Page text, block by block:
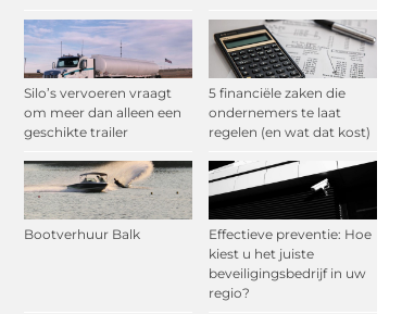
Silo’s vervoeren vraagt
om meer dan alleen een
geschikte trailer
5 financiële zaken die
ondernemers te laat
regelen (en wat dat kost)
Bootverhuur Balk
Effectieve preventie: Hoe
kiest u het juiste
beveiligingsbedrijf in uw
regio?